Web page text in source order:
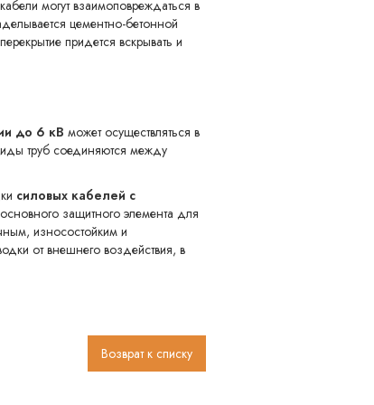
могут взаимоповреждаться в
цементно-бетонной
придется вскрывать и
до 6 кВ может осуществляться в
труб соединяются между
силовых кабелей с
защитного элемента для
износостойким и
от внешнего воздействия, в
Возврат к списку